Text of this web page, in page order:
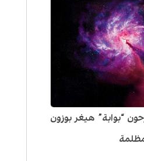
“بوابة” هيغر بوزون